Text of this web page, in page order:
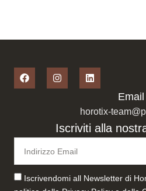
Iscriviti alla
Iscrivendomi all Newsletter di
Email
horotix-